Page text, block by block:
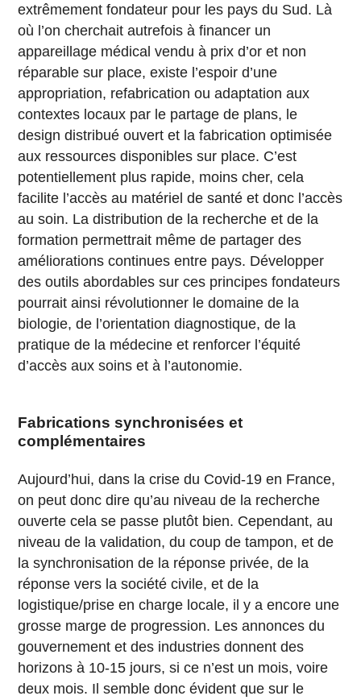
extrêmement fondateur pour les pays du Sud. Là
où l’on cherchait autrefois à financer un
appareillage médical vendu à prix d’or et non
réparable sur place, existe l’espoir d’une
appropriation, refabrication ou adaptation aux
contextes locaux par le partage de plans, le
design distribué ouvert et la fabrication optimisée
aux ressources disponibles sur place. C’est
potentiellement plus rapide, moins cher, cela
facilite l’accès au matériel de santé et donc l’accès
au soin. La distribution de la recherche et de la
formation permettrait même de partager des
améliorations continues entre pays. Développer
des outils abordables sur ces principes fondateurs
pourrait ainsi révolutionner le domaine de la
biologie, de l’orientation diagnostique, de la
pratique de la médecine et renforcer l’équité
d’accès aux soins et à l’autonomie.
Fabrications synchronisées et
complémentaires
Aujourd’hui, dans la crise du Covid-19 en France,
on peut donc dire qu’au niveau de la recherche
ouverte cela se passe plutôt bien. Cependant, au
niveau de la validation, du coup de tampon, et de
la synchronisation de la réponse privée, de la
réponse vers la société civile, et de la
logistique/prise en charge locale, il y a encore une
grosse marge de progression. Les annonces du
gouvernement et des industries donnent des
horizons à 10-15 jours, si ce n’est un mois, voire
deux mois. Il semble donc évident que sur le